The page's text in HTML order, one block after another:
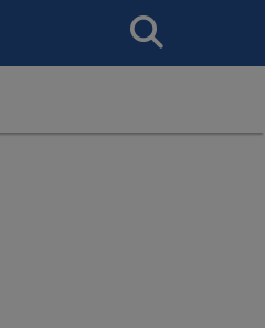
Search
This